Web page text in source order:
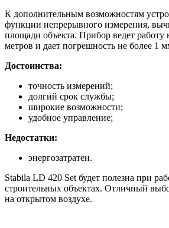
К дополнительным возможностям
функции непрерывного измерения,
площади объекта. Прибор ведет работу
метров и дает погрешность не более 1
Достоинства:
точность измерений;
долгий срок службы;
широкие возможности;
удобное управление;
Недостатки:
энергозатратен.
Stabila LD 420 Set будет полезна при
строительных объектах. Отличный
на открытом воздухе.